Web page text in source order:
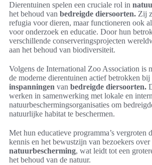
Dierentuinen spelen een cruciale rol in
het behoud van bedreigde diersoorten. Zij
refugia voor dieren, maar functioneren ook
voor onderzoek en educatie. Door hun
verschillende conserveringsprojecten
aan het behoud van biodiversiteit.
Volgens de International Zoo Association is
de moderne dierentuinen actief betrokken bij
inspanningen van bedreigde diersoorten.
werken in samenwerking met lokale en
natuurbeschermingsorganisaties om
natuurlijke habitat te beschermen.
Met hun educatieve programma’s vergroten
kennis en het bewustzijn van bezoekers over
natuurbescherming, wat leidt tot een
het behoud van de natuur.